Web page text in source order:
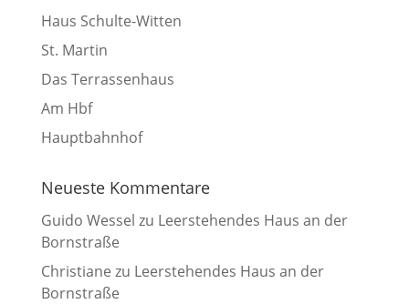
Haus Schulte-Witten
St. Martin
Das Terrassenhaus
Am Hbf
Hauptbahnhof
Neueste Kommentare
Guido Wessel zu Leerstehendes Haus an der
Bornstraße
Christiane zu Leerstehendes Haus an der
Bornstraße